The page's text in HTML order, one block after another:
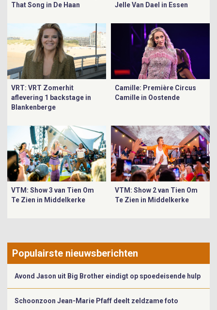
That Song in De Haan
Jelle Van Dael in Essen
VRT: VRT Zomerhit
aflevering 1 backstage in
Blankenberge
Camille: Première Circus
Camille in Oostende
VTM: Show 3 van Tien Om
Te Zien in Middelkerke
VTM: Show 2 van Tien Om
Te Zien in Middelkerke
Populairste nieuwsberichten
Avond Jason uit Big Brother eindigt op spoedeisende hulp
Schoonzoon Jean-Marie Pfaff deelt zeldzame foto